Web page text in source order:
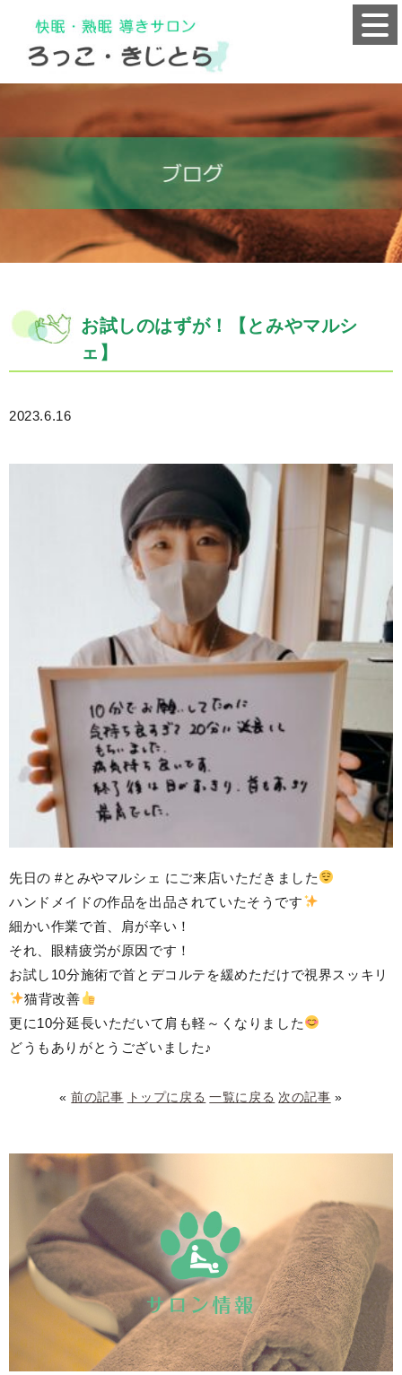
お試しのはずが！【とみやマルシ
ェ】
2023.6.16
先日の #とみやマルシェ にご来店いただきました
ハンドメイドの作品を出品されていたそうです
細かい作業で首、肩が辛い！
それ、眼精疲労が原因です！
お試し10分施術で首とデコルテを緩めただけで視界スッキリ
猫背改善
更に10分延長いただいて肩も軽～くなりました
どうもありがとうございました♪
«前の記事 トップに戻る 一覧に戻る 次の記事 »